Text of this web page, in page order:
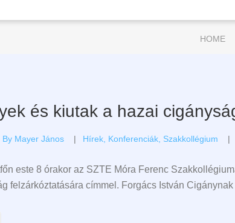
HOME
és kiutak a hazai
By Mayer János Hírek Konferenciák Szakkollégium
este 8 órakor az SZTE Móra Ferenc
felzárkóztatására címmel. Forgács István